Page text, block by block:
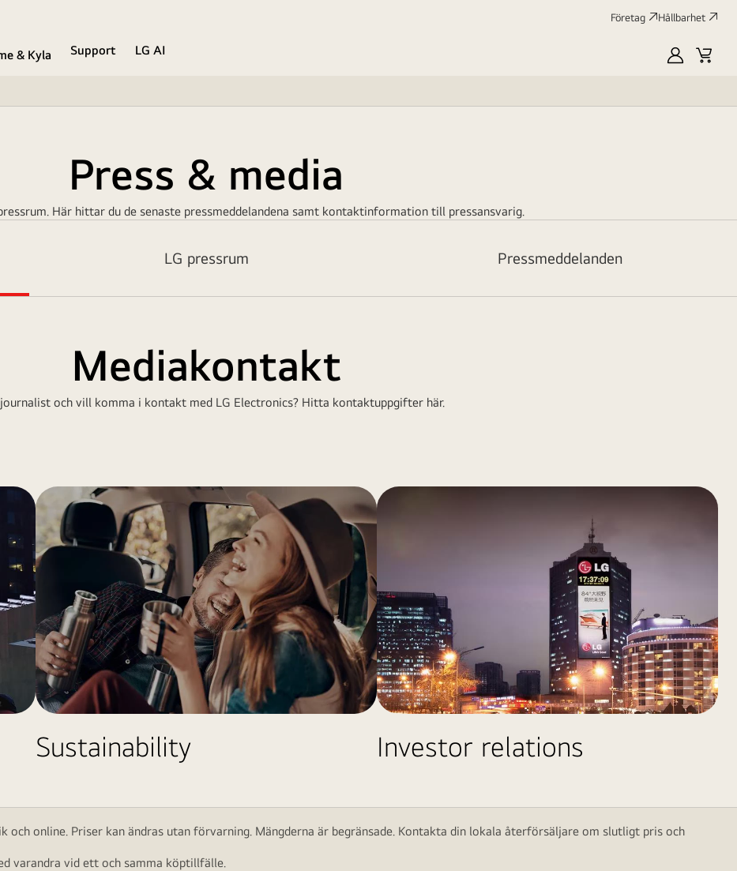
Företag Hållbarhet
& Kyla Support
LG AI
MyLG
Press & media
Här hittar du de senaste pressmeddelandena samt kontaktinformation till pressansvarig.
LG pressrum Pressmeddelanden
Mediakontakt
och vill komma i kontakt med LG Electronics? Hitta kontaktuppgifter här.
Sustainability Investor relations
online. Priser kan ändras utan förvarning. Mängderna är begränsade. Kontakta din lokala återförsäljare om slutligt pris och
varandra vid ett och samma köptillfälle.